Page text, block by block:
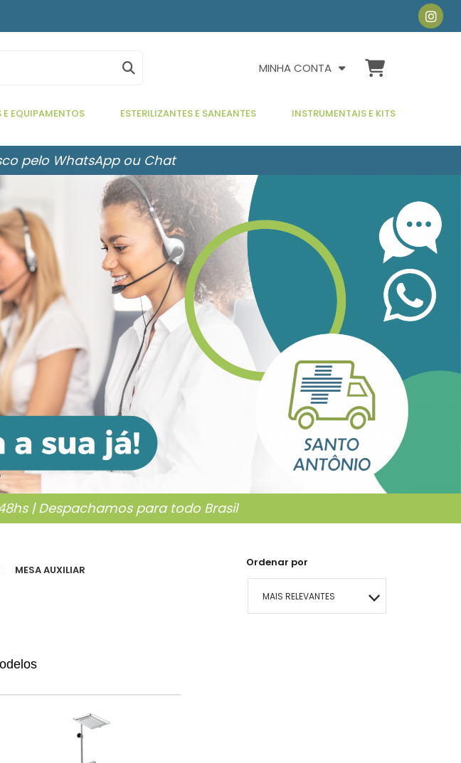
MINHA CONTA
E EQUIPAMENTOS ESTERILIZANTES E SANEANTES
INSTRUMENTAIS E KITS
pelo WhatsApp ou Chat
| Despachamos para todo Brasil
MESA AUXILIAR
Ordenar por
MAIS RELEVANTES